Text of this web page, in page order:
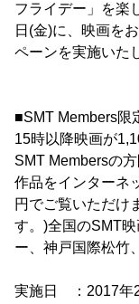
フライデー」を楽
日(金)に、映画を
ペーンを実施いた
■SMT Members限
15時以降映画が
SMT Membersの
作品をインターネ
円でご覧いただけ
す。)全国のSMT
ー、神戸国際松竹
実施日 ：2017年